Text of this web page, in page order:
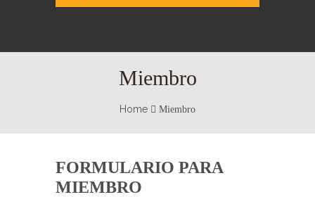
Miembro
Home Miembro
FORMULARIO PARA
MIEMBRO